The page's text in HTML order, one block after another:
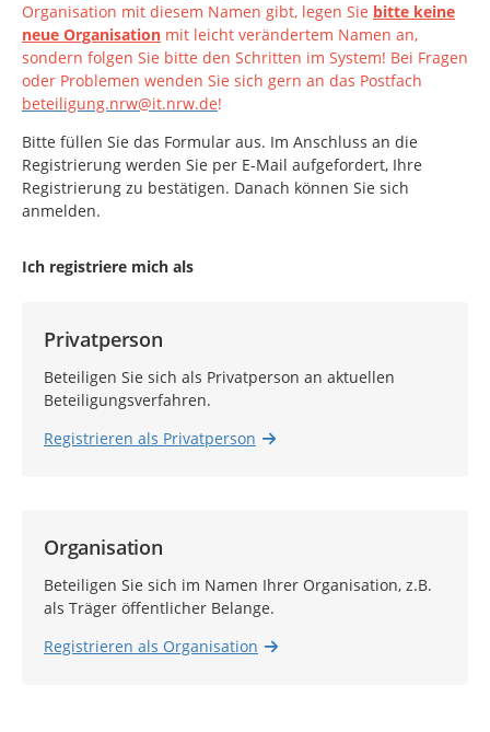
Organisation mit diesem Namen gibt, legen Sie bitte keine
neue Organisation mit leicht verändertem Namen an,
sondern folgen Sie bitte den Schritten im System! Bei Fragen
oder Problemen wenden Sie sich gern an das Postfach
beteiligung.nrw@it.nrw.de!
Bitte füllen Sie das Formular aus. Im Anschluss an die
Registrierung werden Sie per E-Mail aufgefordert, Ihre
Registrierung zu bestätigen. Danach können Sie sich
anmelden.
Ich registriere mich als
Privatperson
Beteiligen Sie sich als Privatperson an aktuellen
Beteiligungsverfahren.
Registrieren als Privatperson
Organisation
Beteiligen Sie sich im Namen Ihrer Organisation, z.B.
als Träger öffentlicher Belange.
Registrieren als Organisation